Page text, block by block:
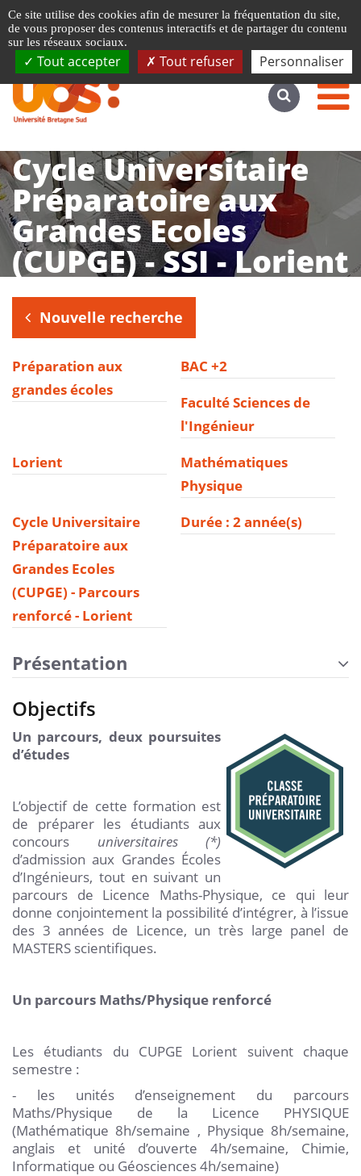
Accéder au site complet
Cycle Universitaire
Préparatoire aux
Grandes Ecoles
(CUPGE) - SSI - Lorient
Nouvelle recherche
Préparation aux
grandes écoles
BAC +2
Faculté Sciences de
l'Ingénieur
Lorient
Mathématiques
Physique
Cycle Universitaire
Préparatoire aux
Grandes Ecoles
(CUPGE) - Parcours
renforcé - Lorient
Durée : 2 année(s)
Présentation
Objectifs
Un parcours, deux poursuites
d’études
L’objectif de cette formation est
de préparer les étudiants aux
concours universitaires (*)
d’admission aux Grandes Écoles
d’Ingénieurs, tout en suivant un
parcours de Licence Maths-Physique, ce qui leur
donne conjointement la possibilité d’intégrer, à l’issue
des 3 années de Licence, un très large panel de
MASTERS scientifiques.
Un parcours Maths/Physique renforcé
Les étudiants du CUPGE Lorient suivent chaque
semestre :
- les unités d’enseignement du parcours
Maths/Physique de la Licence PHYSIQUE
(Mathématique 8h/semaine , Physique 8h/semaine,
anglais et unité d’ouverte 4h/semaine, Chimie,
Informatique ou Géosciences 4h/semaine)
Ce site utilise des cookies afin de mesurer la fréquentation du site,
de vous proposer des contenus interactifs et de partager du contenu
sur les réseaux sociaux.
Tout accepter Tout refuser Personnaliser